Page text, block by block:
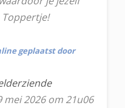
Toppertje!
geplaatst door
mei 2026 om 21u06